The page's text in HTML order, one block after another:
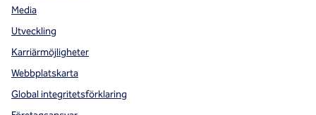
Media
Utveckling
Karriärmöjligheter
Webbplatskarta
Global integritetsförklaring